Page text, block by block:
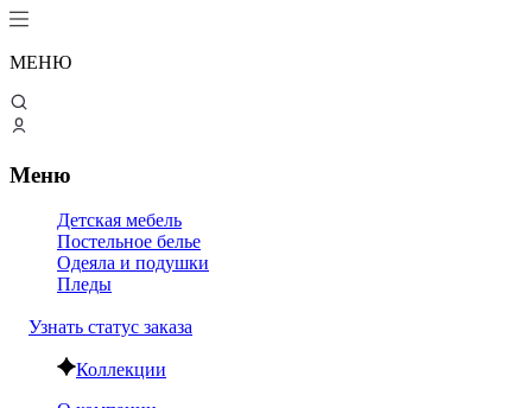
МЕНЮ
Меню
Детская мебель
Постельное белье
Одеяла и подушки
Пледы
Узнать статус заказа
Коллекции